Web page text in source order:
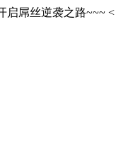
启屌丝逆袭之路~~~ <